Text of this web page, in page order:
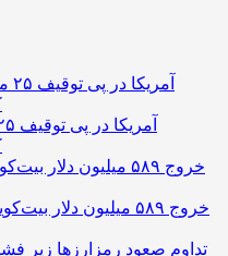
خروج ۵۸۹ میلیون